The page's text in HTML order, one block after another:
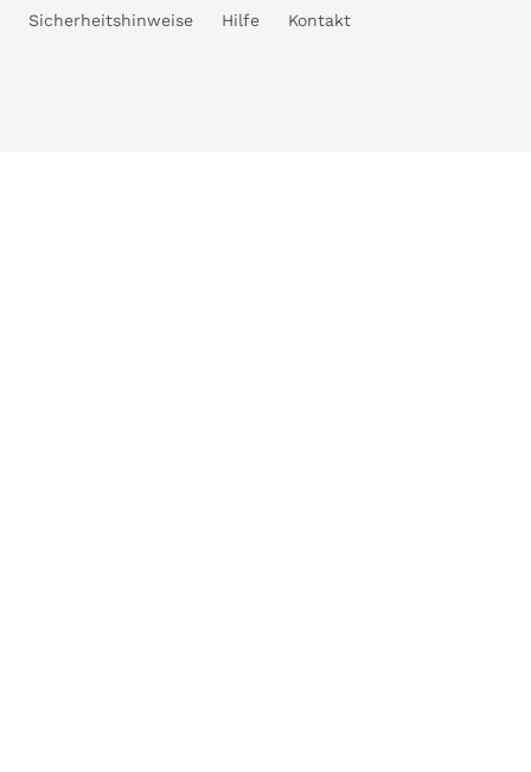
Sicherheitshinweise
Hilfe Kontakt